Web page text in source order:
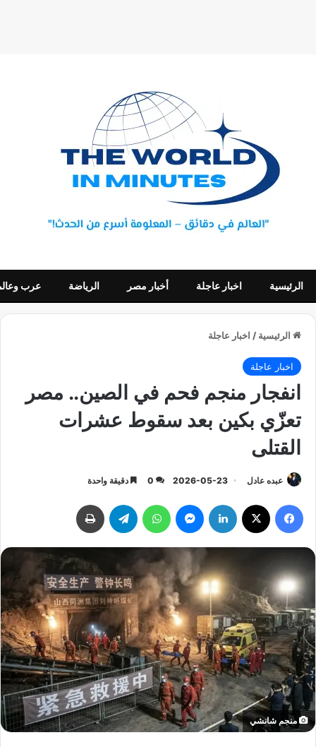
الرئيسية اخبار عاجلة أخبار مصر الرياضة عرب
الرئيسية / اخبار عاجلة
اخبار عاجلة
انفجار منجم فحم في الصين.. مصر
تعزّي بكين بعد سقوط عشرات
القتلى
عبده عادل 2026-05-23
0 دقيقة واحدة
منجم شانشي